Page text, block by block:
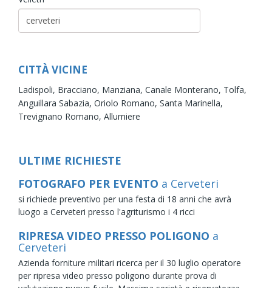
CITTÀ VICINE
Ladispoli, Bracciano, Manziana, Canale Monterano, Tolfa,
Anguillara Sabazia, Oriolo Romano, Santa Marinella,
Trevignano Romano, Allumiere
ULTIME RICHIESTE
FOTOGRAFO PER EVENTO a Cerveteri
si richiede preventivo per una festa di 18 anni che avrà
luogo a Cerveteri presso l'agriturismo i 4 ricci
RIPRESA VIDEO PRESSO POLIGONO a
Cerveteri
Azienda forniture militari ricerca per il 30 luglio operatore
per ripresa video presso poligono durante prova di